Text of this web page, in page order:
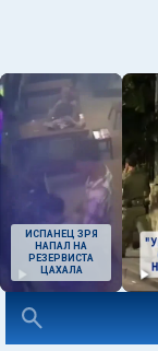
ИСПАНЕЦ ЗРЯ
НАПАЛ НА
РЕЗЕРВИСТА
ЦАХАЛА